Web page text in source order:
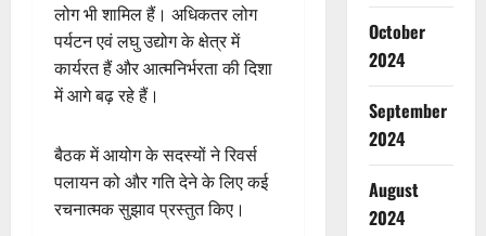
लोग भी शामिल हैं। अधिकतर लोग
पर्यटन एवं लघु उद्योग के क्षेत्र में
कार्यरत हैं और आत्मनिर्भरता की दिशा
में आगे बढ़ रहे हैं।
बैठक में आयोग के सदस्यों ने रिवर्स
पलायन को और गति देने के लिए कई
रचनात्मक सुझाव प्रस्तुत किए।
October
2024
September
2024
August
2024